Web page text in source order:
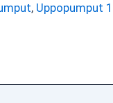
, Uppopumput